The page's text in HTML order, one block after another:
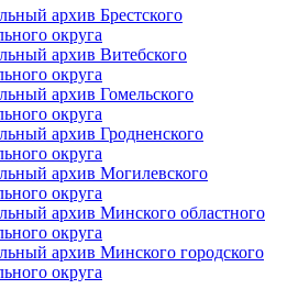
архив Брестского
округа
архив Витебского
округа
архив Гомельского
округа
архив Гродненского
округа
архив Могилевского
округа
архив Минского областного
округа
архив Минского городского
округа